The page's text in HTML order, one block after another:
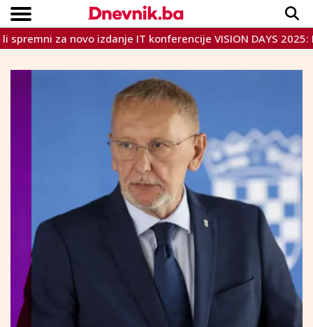
VIJESTI
SPORT
INTERVIEW
TEME
CRNA KRONIKA
LIFESTYLE
Copyright © Dnevnik.ba 2023.
za novo izdanje IT konferencije VISION DAYS 2025: Early